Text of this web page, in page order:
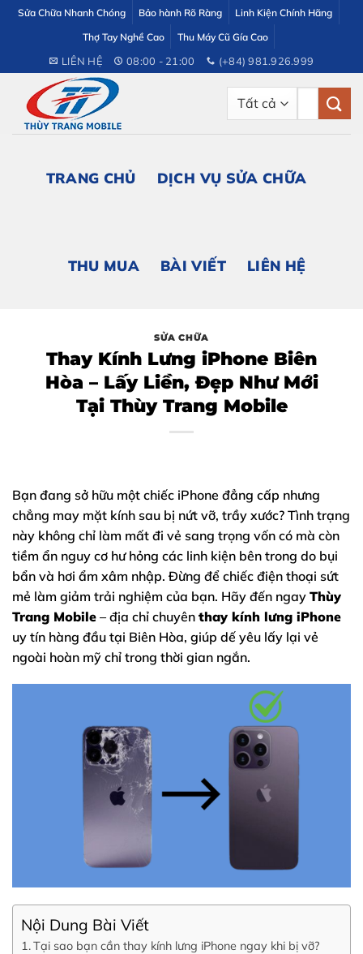
dung
Sửa Chữa Nhanh Chóng Bảo hành Rõ Ràng
Linh Kiện Chính Hãng
Thợ Tay Nghề Cao
Thu Máy Cũ Gía Cao
LIÊN HỆ 08:00 - 21:00 (+84) 981.926.999
TRANG CHỦ DỊCH VỤ SỬA CHỮA
THU MUA BÀI VIẾT LIÊN HỆ
SỬA CHỮA
Thay Kính Lưng iPhone Biên
Hòa – Lấy Liền, Đẹp Như Mới
Tại Thùy Trang Mobile
Bạn đang sở hữu một chiếc iPhone đẳng cấp nhưng
chẳng may mặt kính sau bị nứt vỡ, trầy xước? Tình trạng
này không chỉ làm mất đi vẻ sang trọng vốn có mà còn
tiềm ẩn nguy cơ hư hỏng các linh kiện bên trong do bụi
bẩn và hơi ẩm xâm nhập. Đừng để chiếc điện thoại sứt
mẻ làm giảm trải nghiệm của bạn. Hãy đến ngay Thùy
Trang Mobile – địa chỉ chuyên thay kính lưng iPhone
uy tín hàng đầu tại Biên Hòa, giúp dế yêu lấy lại vẻ
ngoài hoàn mỹ chỉ trong thời gian ngắn.
Nội Dung Bài Viết
Tại sao bạn cần thay kính lưng iPhone ngay khi bị vỡ?